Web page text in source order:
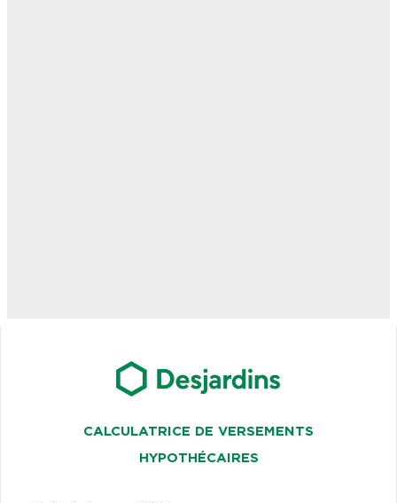
CALCULATRICE DE VERSEMENTS
HYPOTHÉCAIRES